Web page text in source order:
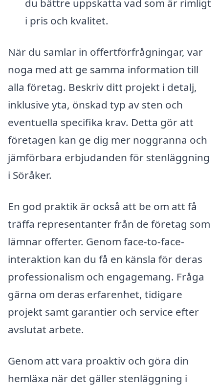
du bättre uppskatta vad som är rimligt
i pris och kvalitet.
När du samlar in offertförfrågningar, var
noga med att ge samma information till
alla företag. Beskriv ditt projekt i detalj,
inklusive yta, önskad typ av sten och
eventuella specifika krav. Detta gör att
företagen kan ge dig mer noggranna och
jämförbara erbjudanden för stenläggning
i Söråker.
En god praktik är också att be om att få
träffa representanter från de företag som
lämnar offerter. Genom face-to-face-
interaktion kan du få en känsla för deras
professionalism och engagemang. Fråga
gärna om deras erfarenhet, tidigare
projekt samt garantier och service efter
avslutat arbete.
Genom att vara proaktiv och göra din
hemläxa när det gäller stenläggning i